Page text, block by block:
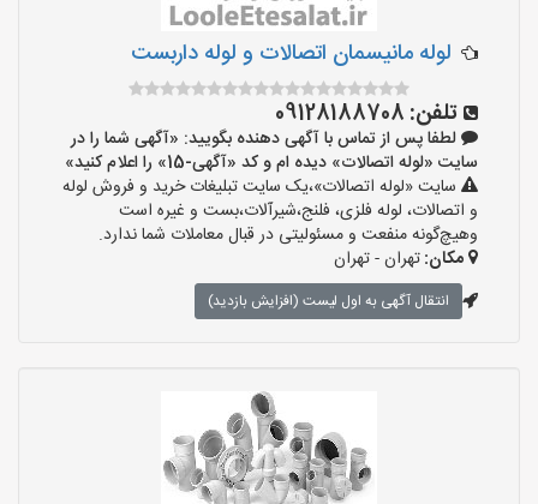
لوله مانیسمان اتصالات و لوله داربست
تلفن: 09128188708
لطفا پس از تماس با آگهی دهنده بگویید: «آگهی شما را در
سایت «لوله اتصالات» دیده ام و کد «آگهی-15» را اعلام کنید»
سایت «لوله اتصالات»،یک سایت تبلیغات خرید و فروش لوله
و اتصالات، لوله فلزی، فلنج،شیرآلات،بست و غیره است
وهیچ‌گونه منفعت و مسئولیتی در قبال معاملات شما ندارد.
مکان:تهران - تهران
انتقال آگهی به اول لیست (افزایش بازدید)